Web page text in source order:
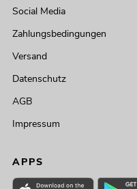
Social Media
Zahlungsbedingungen
Versand
Datenschutz
AGB
Impressum
APPS